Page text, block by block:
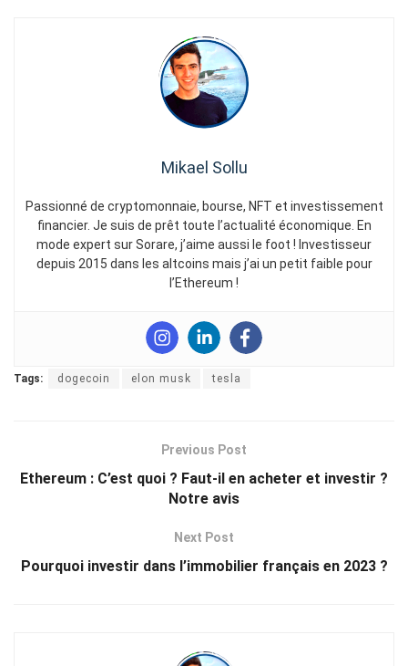
Mikael Sollu
Passionné de cryptomonnaie, bourse, NFT et investissement
financier. Je suis de prêt toute l’actualité économique. En
mode expert sur Sorare, j’aime aussi le foot ! Investisseur
depuis 2015 dans les altcoins mais j’ai un petit faible pour
l’Ethereum !
Tags: dogecoin elon musk tesla
Previous Post
Ethereum : C’est quoi ? Faut-il en acheter et investir ?
Notre avis
Next Post
Pourquoi investir dans l’immobilier français en 2023 ?